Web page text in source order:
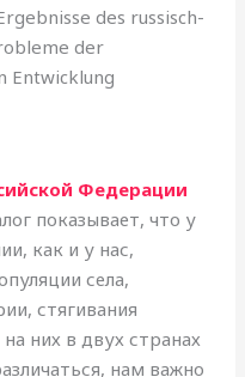
des russisch-
der
Entwicklung
Федерации
показывает, что у
как и у нас,
села,
стягивания
них в двух странах
нам важно